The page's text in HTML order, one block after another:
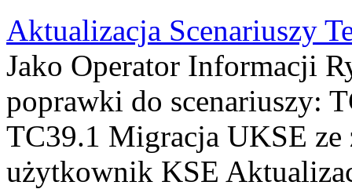
Aktualizacja Scenariuszy
Jako Operator Informacji
poprawki do scenariuszy:
TC39.1 Migracja UKSE
użytkownik KSE